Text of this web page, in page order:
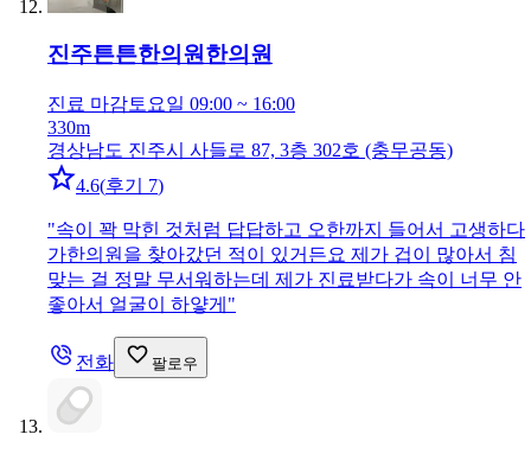
진주튼튼한의원한의원
진료 마감토요일 09:00 ~ 16:00
330m
경상남도 진주시 사들로 87, 3층 302호 (충무공동)
4.6(후기 7)
"속이 꽉 막힌 것처럼 답답하고 오한까지 들어서 고생하다
가한의원을 찾아갔던 적이 있거든요 제가 겁이 많아서 침
맞는 걸 정말 무서워하는데 제가 진료받다가 속이 너무 안
좋아서 얼굴이 하얗게 "
전화 팔로우